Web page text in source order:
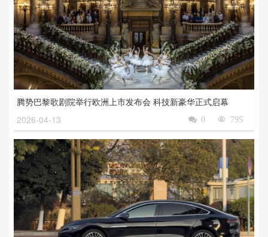
腾势巴黎歌剧院举行欧洲上市发布会 科技新豪华正式启幕
2026-04-13
795

0
